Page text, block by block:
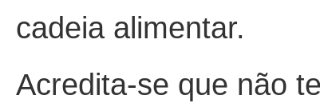
cadeia alimentar.
Acredita-se que não